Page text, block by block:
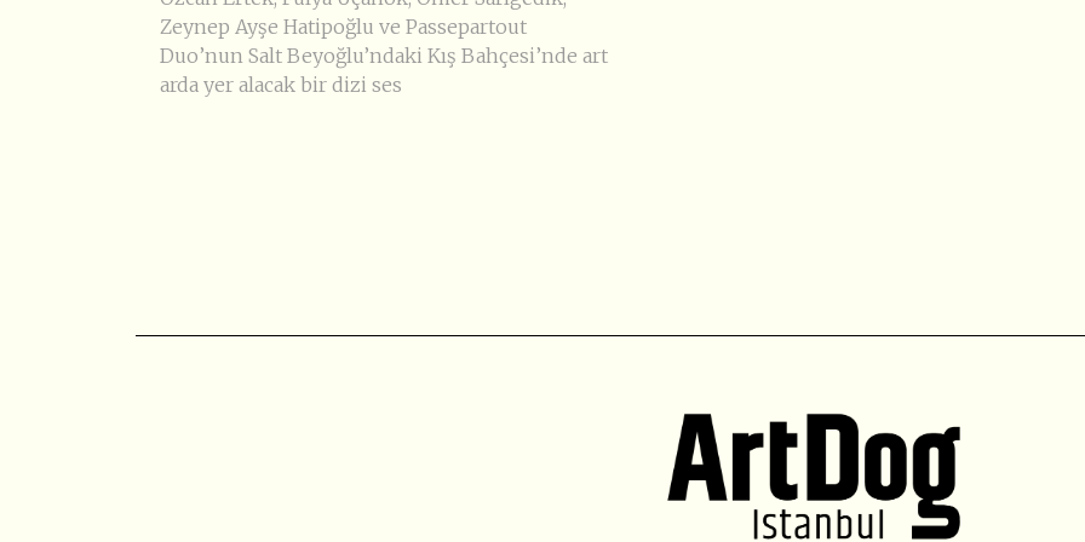
Zeynep Ayşe Hatipoğlu ve Passepartout
Duo’nun Salt Beyoğlu’ndaki Kış Bahçesi’nde art
arda yer alacak bir dizi ses